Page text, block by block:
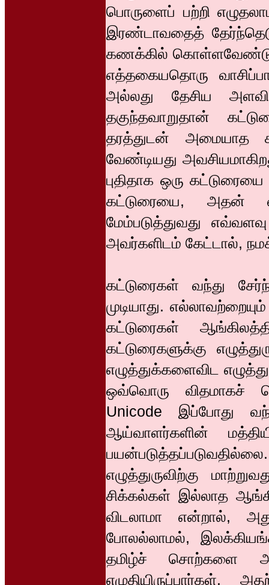
பொருளைப் பற்றி
இரண்டாவதைத்
கணக்கில்
எத்தகையதொரு
அல்லது தேசிய
தகுந்தவாறுதான்
தரத்துடன் அமையாத
வேண்டியது
புதிதாக ஒரு
கட்டுரையை, அதன்
மேம்படுத்துவது
அவர்களிடம் கேட்டால்,
கட்டுரைகள் வந்து
முடியாது.
கட்டுரைகள்
கட்டுரைகளுக்கு
எழுத்துக்களைவிட
ஒவ்வொரு விதமாகச்
Unicode இப்போது
ஆய்வாளர்களின்
எழுத்துருவிற்கு
சிக்கல்கள் இல்லாத
விடலாமா என்றால்,
போலல்லாமல்,
தமிழ்ச் சொற்களை
எழுதியிருப்பார்கள்.